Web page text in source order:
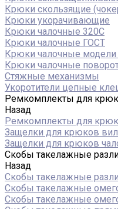
Крюки скользящие
Крюки укорачивающие
Крюки чалочные 320C
Крюки чалочные ГОСТ
Крюки чалочные модели
Крюки чалочные
Стяжные механизмы
Укоротители цепные
Ремкомплекты для
Назад
Ремкомплекты для
Защелки для крюков
Защелки для крюков
Скобы такелажные
Назад
Скобы такелажные
Скобы такелажные
Скобы такелажные